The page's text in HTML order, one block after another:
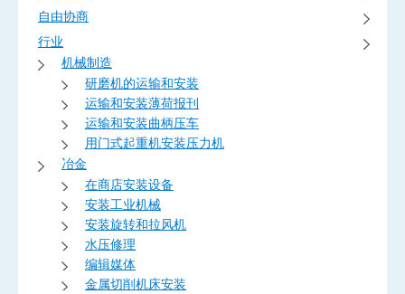
自由协商
行业
机械制造
研磨机的运输和安装
运输和安装薄荷报刊
运输和安装曲柄压车
用门式起重机安装压力机
冶金
在商店安装设备
安装工业机械
安装旋转和拉风机
水压修理
编辑媒体
金属切削机床安装